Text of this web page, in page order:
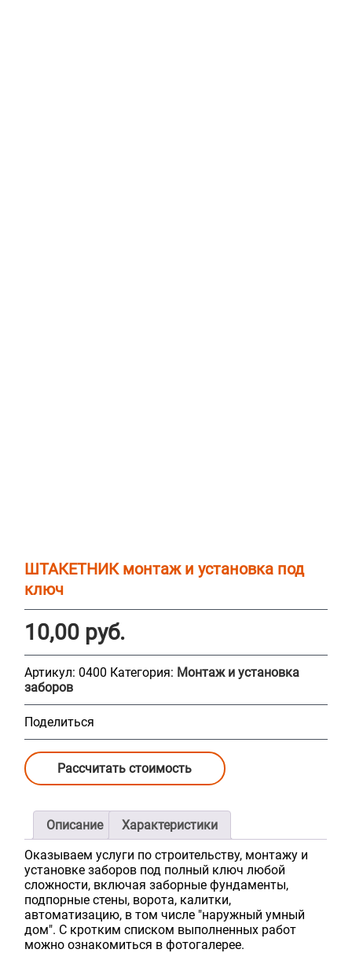
ШТАКЕТНИК монтаж и установка под
ключ
10,00 руб.
Артикул:0400 Категория: Монтаж и установка
заборов
Поделиться
Рассчитать стоимость
Описание
Характеристики
Оказываем услуги по строительству, монтажу и
установке заборов под полный ключ любой
сложности, включая заборные фундаменты,
подпорные стены, ворота, калитки,
автоматизацию, в том числе "наружный умный
дом". С кротким списком выполненных работ
можно ознакомиться в фотогалерее.